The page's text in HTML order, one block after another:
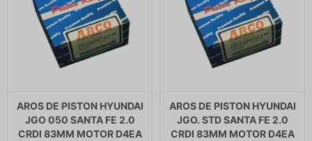
AROS DE PISTON HYUNDAI
JGO 050 SANTA FE 2.0
CRDI 83MM MOTOR D4EA
AROS DE PISTON HYUNDAI
JGO. STD SANTA FE 2.0
CRDI 83MM MOTOR D4EA